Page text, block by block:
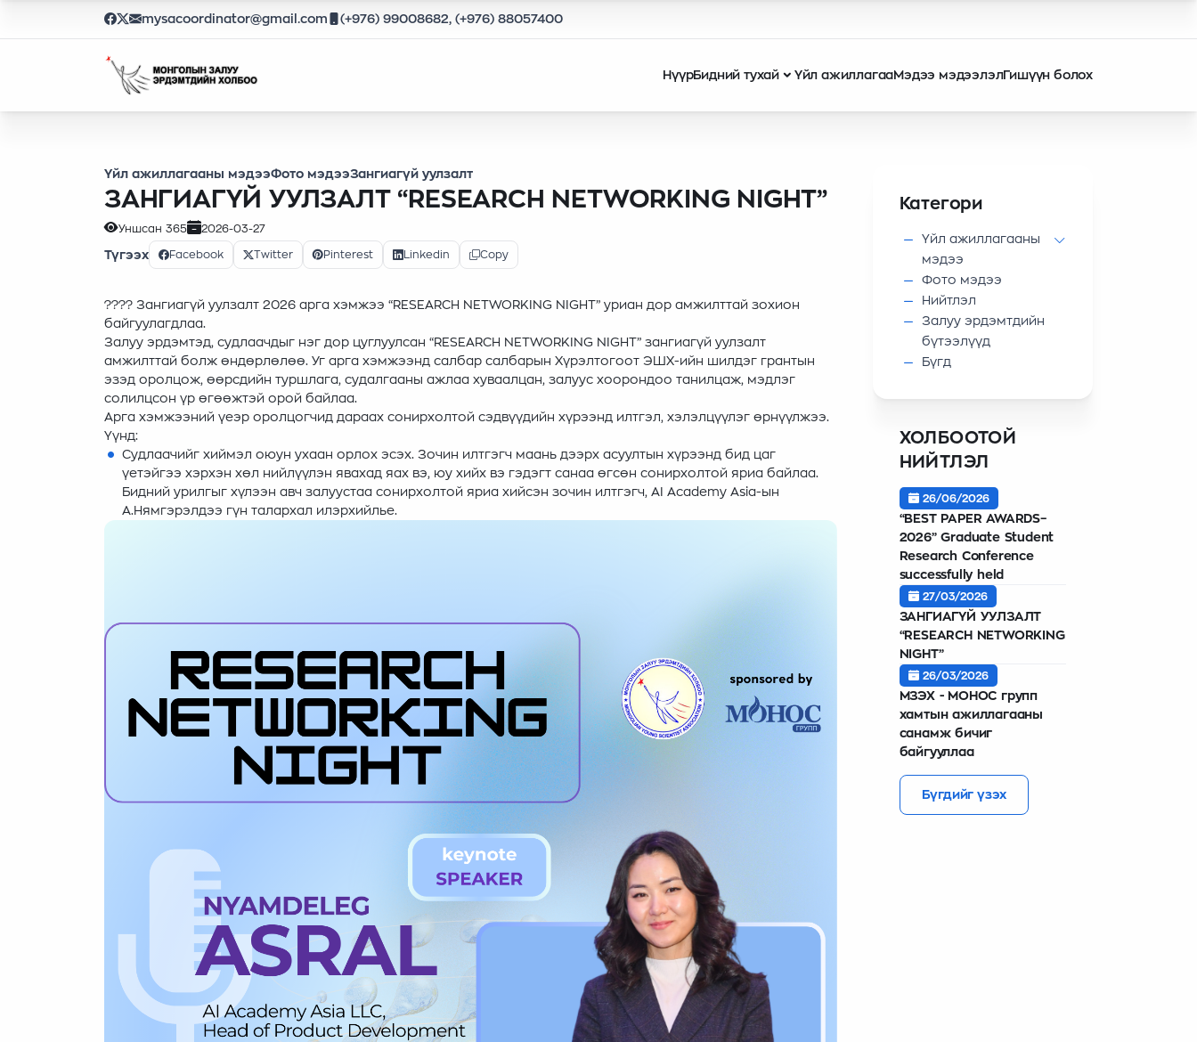
mysacoordinator@gmail.com (+976) 99008682, (+976) 88057400
НүүрБидний тухай Үйл ажиллагааМэдээ мэдээлэлГишүүн болох
Үйл ажиллагааны мэдээФото мэдээЗангиагүй уулзалт
ЗАНГИАГҮЙ УУЛЗАЛТ “RESEARCH NETWORKING NIGHT”
Уншсан 365 2026-03-27
Түгээх Facebook Twitter Pinterest Linkedin Copy
???? Зангиагүй уулзалт 2026 арга хэмжээ “RESEARCH NETWORKING NIGHT” уриан дор амжилттай зохион
байгуулагдлаа.
Залуу эрдэмтэд, судлаачдыг нэг дор цуглуулсан “RESEARCH NETWORKING NIGHT” зангиагүй уулзалт
амжилттай болж өндөрлөлөө. Уг арга хэмжээнд салбар салбарын Хүрэлтогоот ЭШХ-ийн шилдэг грантын
эзэд оролцож, өөрсдийн туршлага, судалгааны ажлаа хуваалцан, залуус хоорондоо танилцаж, мэдлэг
солилцсон үр өгөөжтэй орой байлаа.
Арга хэмжээний үеэр оролцогчид дараах сонирхолтой сэдвүүдийн хүрээнд илтгэл, хэлэлцүүлэг өрнүүлжээ.
Үүнд:
Судлаачийг хиймэл оюун ухаан орлох эсэх. Зочин илтгэгч маань дээрх асуултын хүрээнд бид цаг
үетэйгээ хэрхэн хөл нийлүүлэн явахад яах вэ, юу хийх вэ гэдэгт санаа өгсөн сонирхолтой яриа байлаа.
Бидний урилгыг хүлээн авч залуустаа сонирхолтой яриа хийсэн зочин илтгэгч, AI Academy Asia-ын
А.Нямгэрэлдээ гүн талархал илэрхийлье.
Категори
Үйл ажиллагааны
мэдээ
Фото мэдээ
Нийтлэл
Залуу эрдэмтдийн
бүтээлүүд
Бүгд
ХОЛБООТОЙ
НИЙТЛЭЛ
26/06/2026
“BEST PAPER AWARDS–
2026” Graduate Student
Research Conference
successfully held
27/03/2026
ЗАНГИАГҮЙ УУЛЗАЛТ
“RESEARCH NETWORKING
NIGHT”
26/03/2026
МЗЭХ - МОНОС групп
хамтын ажиллагааны
санамж бичиг
байгууллаа
Бүгдийг үзэх